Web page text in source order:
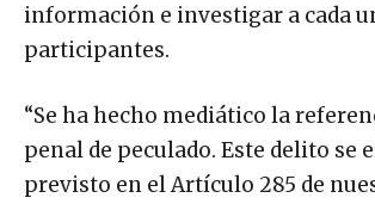
información e investigar a cada
participantes.
“Se ha hecho mediático la
penal de peculado. Este delito se
previsto en el Artículo 285 de